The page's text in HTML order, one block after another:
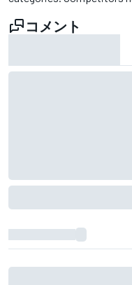
コメント